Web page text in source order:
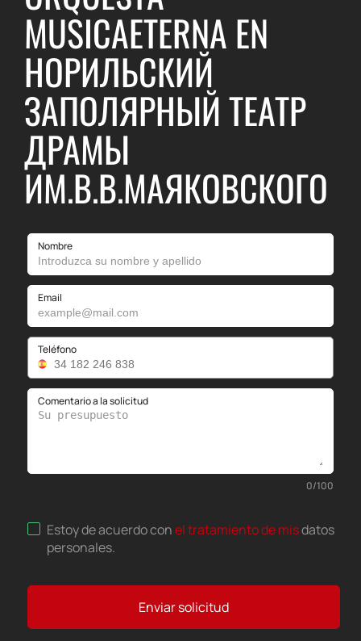
MUSICAETERNA EN
НОРИЛЬСКИЙ
ЗАПОЛЯРНЫЙ ТЕАТР
ДРАМЫ
ИМ.В.В.МАЯКОВСКОГО
Nombre
Email
Teléfono
Comentario a la solicitud
0/100
Estoy de acuerdo conel tratamiento de misdatos
personales.
Enviar solicitud